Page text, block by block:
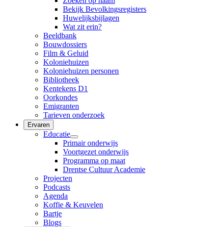
Bekijk Bevolkingsregisters
Huwelijksbijlagen
Wat zit erin?
Beeldbank
Bouwdossiers
Film & Geluid
Koloniehuizen
Koloniehuizen personen
Bibliotheek
Kentekens D1
Oorkondes
Emigranten
Tarieven onderzoek
Ervaren
Educatie
Primair onderwijs
Voortgezet onderwijs
Programma op maat
Drentse Cultuur Academie
Projecten
Podcasts
Agenda
Koffie & Keuvelen
Bartje
Blogs